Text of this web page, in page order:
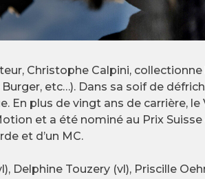
Christophe Calpini,
etc…). Dans sa soif de
plus de vingt ans de carrière,
et a été nominé au Prix
et d’un MC.
Delphine Touzery (vl), Priscille